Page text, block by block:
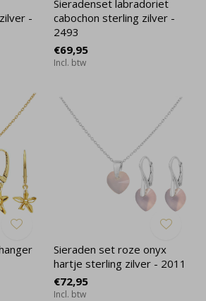
-
Sieradenset labradoriet
cabochon sterling zilver -
2493
€69,95
Incl. btw
Sieraden set roze onyx
hartje sterling zilver - 2011
€72,95
Incl. btw